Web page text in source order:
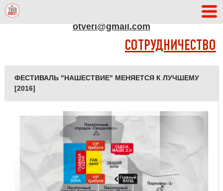
otveri@gmail.com
СОТРУДНИЧЕСТВО
ФЕСТИВАЛЬ "НАШЕСТВИЕ" МЕНЯЕТСЯ К ЛУЧШЕМУ
[2016]